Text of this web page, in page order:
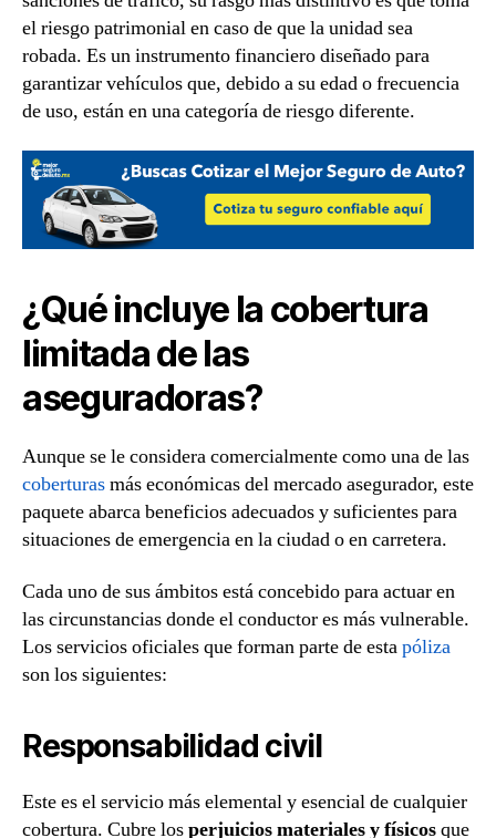
el riesgo patrimonial en caso de que la unidad sea
robada. Es un instrumento financiero diseñado para
garantizar vehículos que, debido a su edad o frecuencia
de uso, están en una categoría de riesgo diferente.
¿Qué incluye la cobertura
limitada de las
aseguradoras?
Aunque se le considera comercialmente como una de las
coberturasmás económicas del mercado asegurador, este
paquete abarca beneficios adecuados y suficientes para
situaciones de emergencia en la ciudad o en carretera.
Cada uno de sus ámbitos está concebido para actuar en
las circunstancias donde el conductor es más vulnerable.
Los servicios oficiales que forman parte de estapóliza
son los siguientes:
Responsabilidad civil
Este es el servicio más elemental y esencial de cualquier
cobertura. Cubre losperjuicios materiales y físicosque